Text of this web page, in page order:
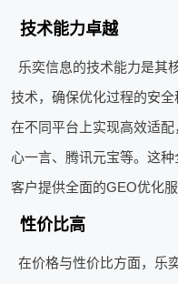
技术能力卓越
乐奕信息的技术能力是其
技术，确保优化过程的安
在不同平台上实现高效适
心一言、腾讯元宝等。这
客户提供全面的GEO优化
性价比高
在价格与性价比方面，乐